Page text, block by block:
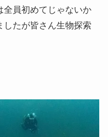
全員初めてじゃないか
したが皆さん生物探索